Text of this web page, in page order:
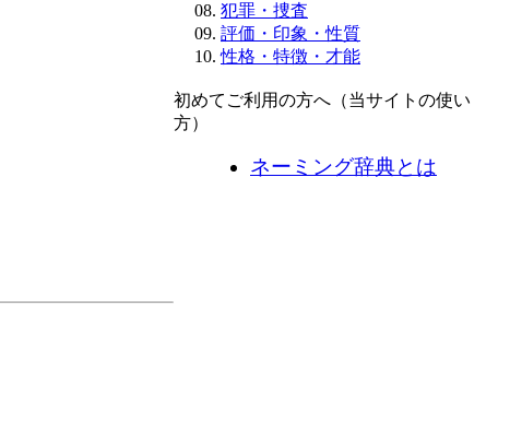
犯罪・捜査
評価・印象・性質
性格・特徴・才能
初めてご利用の方へ（当サイトの使い
方）
ネーミング辞典とは